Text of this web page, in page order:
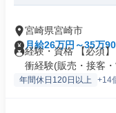
宮崎県宮崎市
月給26万円～35万
経験・資格 【必須
衝経験(販売・接客・
年間休日120日以上 +14